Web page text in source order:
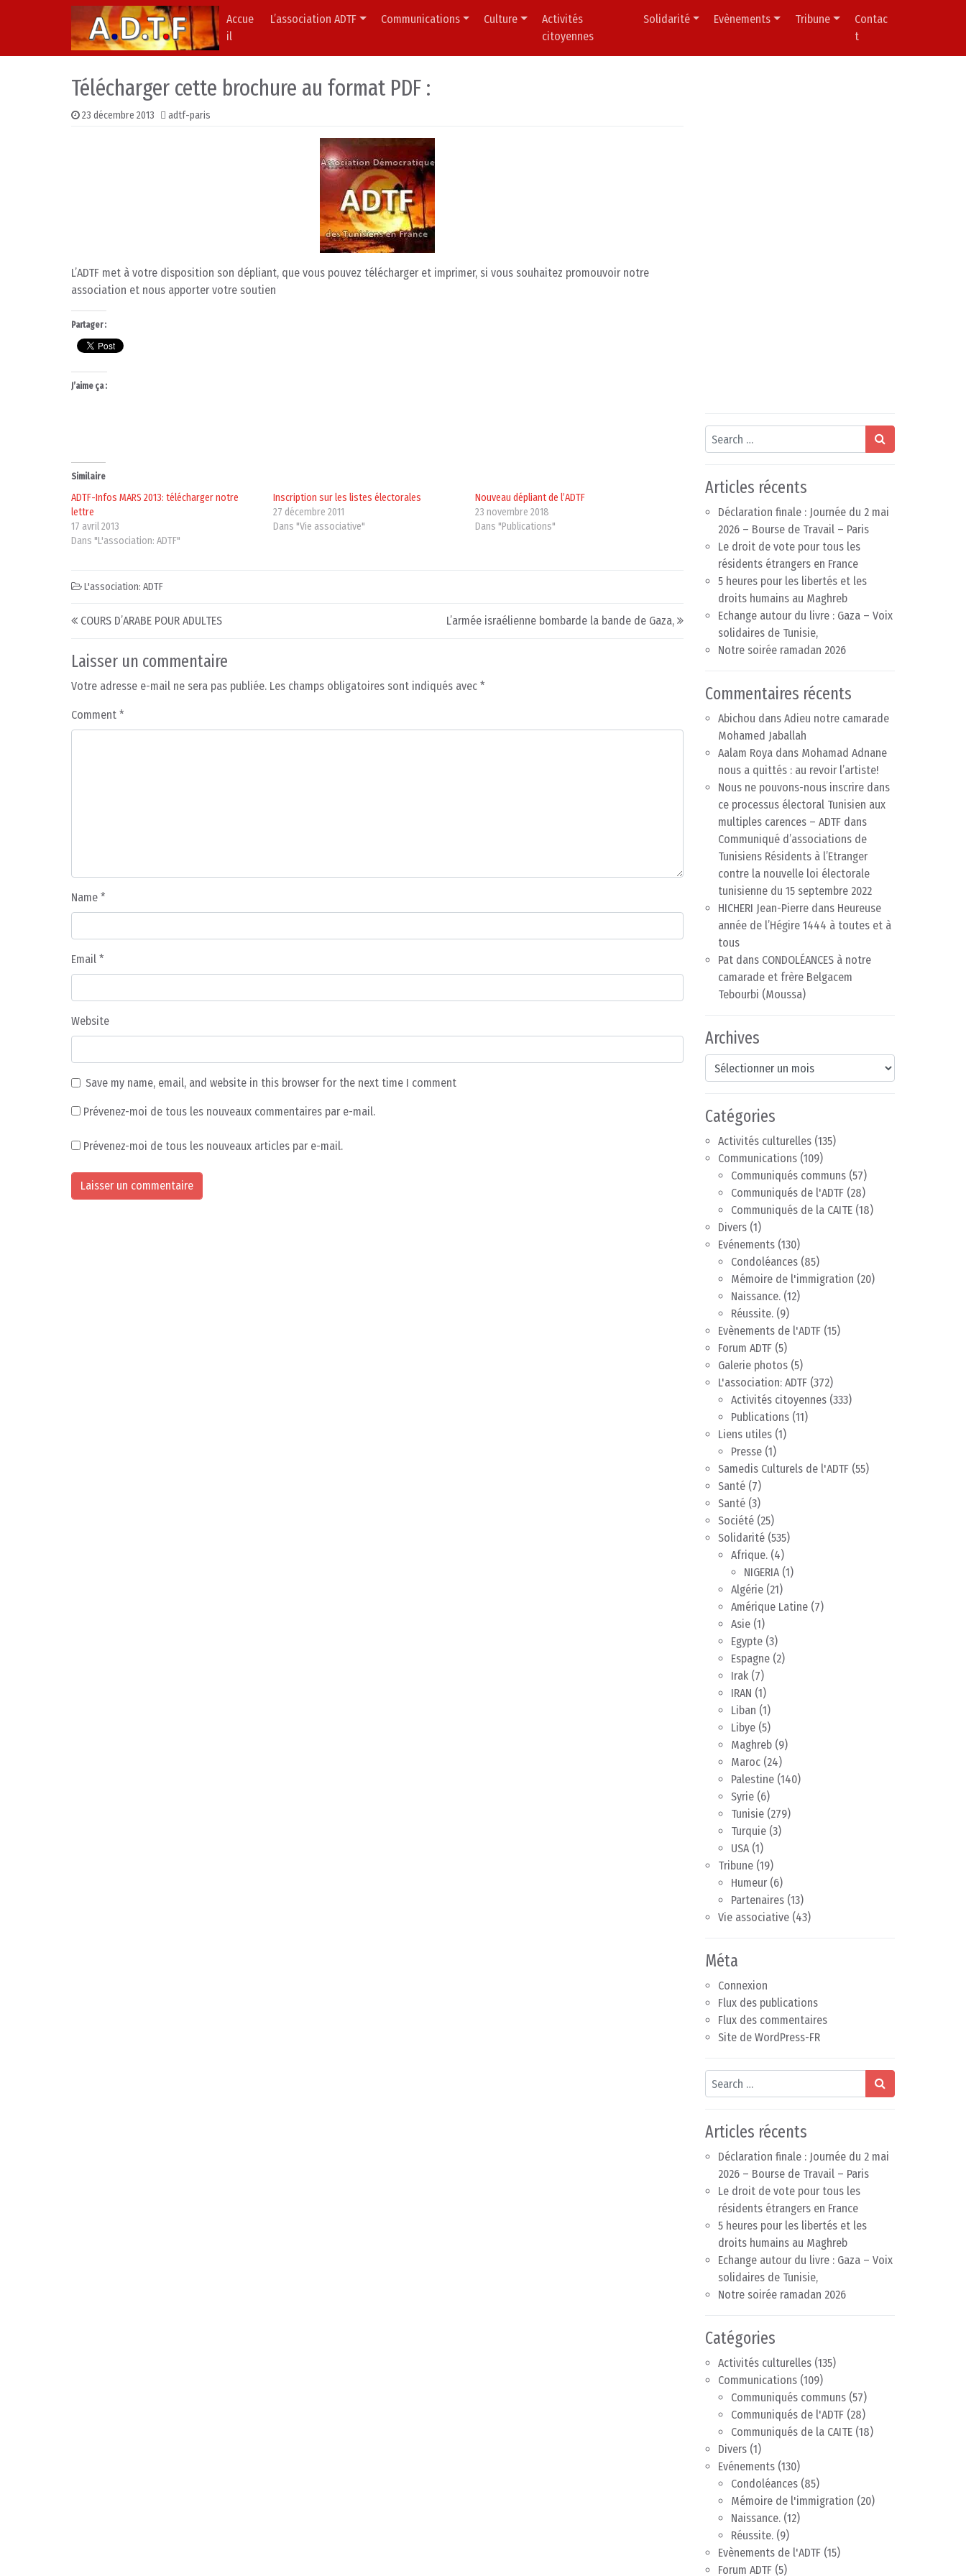
Skip to content
Main Navigation
Accue
il
L’association ADTF Communications Culture
Activités
citoyennes
Solidarité Evènements Tribune
Contac
t
Télécharger cette brochure au format PDF :
23 décembre 2013 adtf-paris
L’ADTF met à votre disposition son dépliant, que vous pouvez télécharger et imprimer, si vous souhaitez promouvoir notre
association et nous apporter votre soutien
Partager :
J’aime ça :
Similaire
ADTF-Infos MARS 2013: télécharger notre
lettre
17 avril 2013
Dans "L'association: ADTF"
Inscription sur les listes électorales
27 décembre 2011
Dans "Vie associative"
Nouveau dépliant de l’ADTF
23 novembre 2018
Dans "Publications"
L'association: ADTF
Post navigation
COURS D’ARABE POUR ADULTES L’armée israélienne bombarde la bande de Gaza,
Laisser un commentaire
Votre adresse e-mail ne sera pas publiée. Les champs obligatoires sont indiqués avec *
Comment *
Name *
Email *
Website
Save my name, email, and website in this browser for the next time I comment
Prévenez-moi de tous les nouveaux commentaires par e-mail.
Prévenez-moi de tous les nouveaux articles par e-mail.
Search
Articles récents
Déclaration finale : Journée du 2 mai
2026 – Bourse de Travail – Paris
Le droit de vote pour tous les
résidents étrangers en France
5 heures pour les libertés et les
droits humains au Maghreb
Echange autour du livre : Gaza – Voix
solidaires de Tunisie,
Notre soirée ramadan 2026
Commentaires récents
Abichou dans Adieu notre camarade
Mohamed Jaballah
Aalam Roya dans Mohamad Adnane
nous a quittés : au revoir l’artiste!
Nous ne pouvons-nous inscrire dans
ce processus électoral Tunisien aux
multiples carences – ADTF dans
Communiqué d’associations de
Tunisiens Résidents à l’Etranger
contre la nouvelle loi électorale
tunisienne du 15 septembre 2022
HICHERI Jean-Pierre dans Heureuse
année de l’Hégire 1444 à toutes et à
tous
Pat dans CONDOLÉANCES à notre
camarade et frère Belgacem
Tebourbi (Moussa)
Archives
Archives
Catégories
Activités culturelles (135)
Communications (109)
Communiqués communs (57)
Communiqués de l'ADTF (28)
Communiqués de la CAITE (18)
Divers (1)
Evénements (130)
Condoléances (85)
Mémoire de l'immigration (20)
Naissance. (12)
Réussite. (9)
Evènements de l'ADTF (15)
Forum ADTF (5)
Galerie photos (5)
L'association: ADTF (372)
Activités citoyennes (333)
Publications (11)
Liens utiles (1)
Presse (1)
Samedis Culturels de l'ADTF (55)
Santé (7)
Santé (3)
Société (25)
Solidarité (535)
Afrique. (4)
NIGERIA(1)
Algérie (21)
Amérique Latine (7)
Asie (1)
Egypte (3)
Espagne (2)
Irak (7)
IRAN (1)
Liban (1)
Libye (5)
Maghreb (9)
Maroc (24)
Palestine (140)
Syrie (6)
Tunisie (279)
Turquie (3)
USA(1)
Tribune (19)
Humeur (6)
Partenaires (13)
Vie associative (43)
Méta
Connexion
Flux des publications
Flux des commentaires
Site de WordPress-FR
Search
Articles récents
Déclaration finale : Journée du 2 mai
2026 – Bourse de Travail – Paris
Le droit de vote pour tous les
résidents étrangers en France
5 heures pour les libertés et les
droits humains au Maghreb
Echange autour du livre : Gaza – Voix
solidaires de Tunisie,
Notre soirée ramadan 2026
Catégories
Activités culturelles (135)
Communications (109)
Communiqués communs (57)
Communiqués de l'ADTF (28)
Communiqués de la CAITE (18)
Divers (1)
Evénements (130)
Condoléances (85)
Mémoire de l'immigration (20)
Naissance. (12)
Réussite. (9)
Evènements de l'ADTF (15)
Forum ADTF (5)